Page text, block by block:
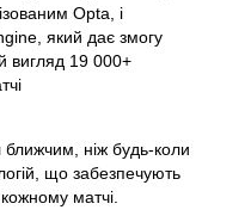
Opta, і
який дає змогу
вигляд 19 000+
ніж будь-коли
що забезпечують
матчі.